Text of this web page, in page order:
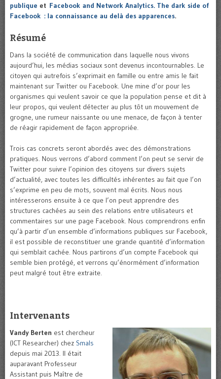
publique et Facebook and Network Analytics. The dark side of
Facebook : la connaissance au delà des apparences.
Résumé
Dans la société de communication dans laquelle nous vivons
aujourd’hui, les médias sociaux sont devenus incontournables. Le
citoyen qui autrefois s’exprimait en famille ou entre amis le fait
maintenant sur Twitter ou Facebook. Une mine d’or pour les
organismes qui veulent savoir ce que la population pense et dit à
leur propos, qui veulent détecter au plus tôt un mouvement de
grogne, une rumeur naissante ou une menace, de façon à tenter
de réagir rapidement de façon appropriée.
Trois cas concrets seront abordés avec des démonstrations
pratiques. Nous verrons d’abord comment l’on peut se servir de
Twitter pour suivre l’opinion des citoyens sur divers sujets
d’actualité, avec toutes les difficultés inhérentes au fait que l’on
s’exprime en peu de mots, souvent mal écrits. Nous nous
intéresserons ensuite à ce que l’on peut apprendre des
structures cachées au sein des relations entre utilisateurs et
commentaires sur une page Facebook. Nous comprendrons enfin
qu’à partir d’un ensemble d’informations publiques sur Facebook,
il est possible de reconstituer une grande quantité d’information
qui semblait cachée. Nous partirons d’un compte Facebook qui
semble bien protégé, et verrons qu’énormément d’information
peut malgré tout être extraite.
Intervenants
Vandy Berten est chercheur
(ICT Researcher) chez Smals
depuis mai 2013. Il était
auparavant Professeur
Assistant puis Maître de